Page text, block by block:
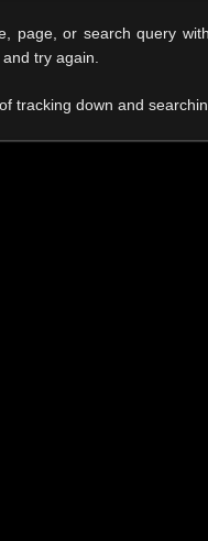
page, or search query
try again.
tracking down and